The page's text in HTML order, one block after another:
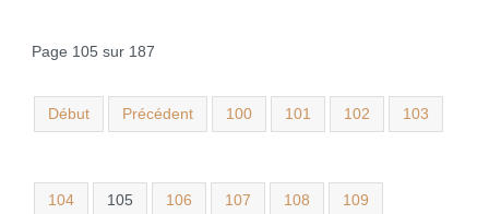
Page 105 sur 187
Début Précédent 100 101 102 103
104 105 106 107 108 109